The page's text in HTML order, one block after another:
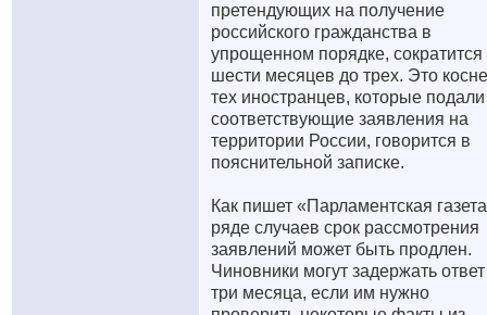
претендующих на получение
российского гражданства в
упрощенном порядке, сократится
шести месяцев до трех. Это
тех иностранцев, которые подали
соответствующие заявления на
территории России, говорится в
пояснительной записке.
Как пишет «Парламентская
ряде случаев срок рассмотрения
заявлений может быть продлен.
Чиновники могут задержать
три месяца, если им нужно